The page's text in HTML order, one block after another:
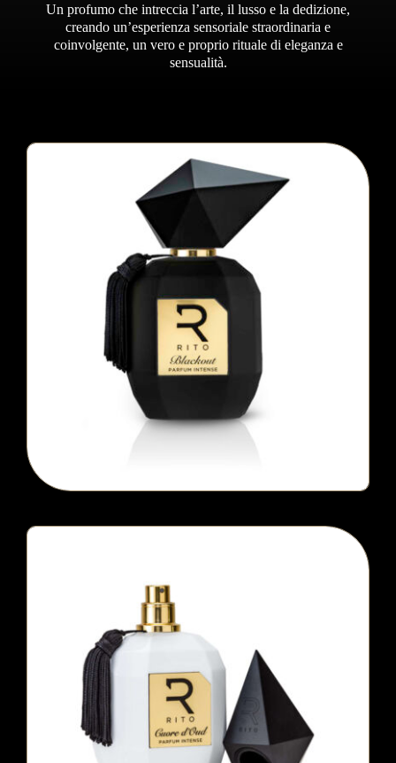
Un profumo che intreccia l’arte, il lusso e la dedizione,
creando un’esperienza sensoriale straordinaria e
coinvolgente, un vero e proprio rituale di eleganza e
sensualità.